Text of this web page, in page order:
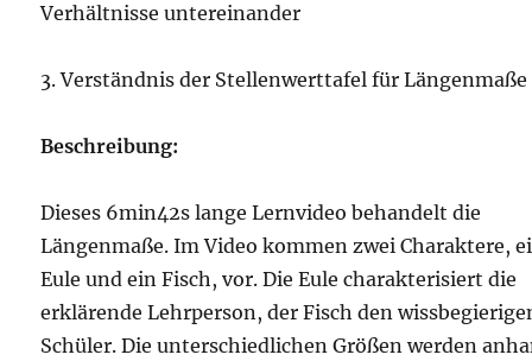
Verhältnisse untereinander
3. Verständnis der Stellenwerttafel für Längenmaße
Beschreibung:
Dieses 6min42s lange Lernvideo behandelt die
Längenmaße. Im Video kommen zwei Charaktere,
Eule und ein Fisch, vor. Die Eule charakterisiert die
erklärende Lehrperson, der Fisch den
Schüler. Die unterschiedlichen Größen werden